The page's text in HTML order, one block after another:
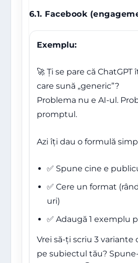
6.1. Facebook
Exemplu:
🚀 Ți se pare că ChatGPT
care sună „generic”?
Problema nu e AI-ul.
promptul.
Azi îți dau o formulă
✅ Spune cine e
✅ Cere un format
uri)
✅ Adaugă 1 exemplu
Vrei să-ți scriu 3 variante
pe subiectul tău?